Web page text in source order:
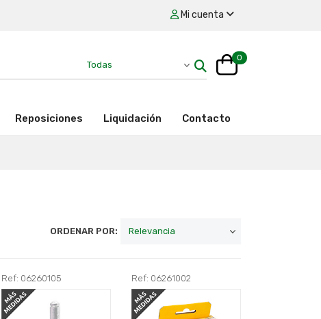
Mi cuenta
0
Reposiciones Liquidación Contacto
ORDENAR POR:
Ref: 06260105 Ref: 06261002